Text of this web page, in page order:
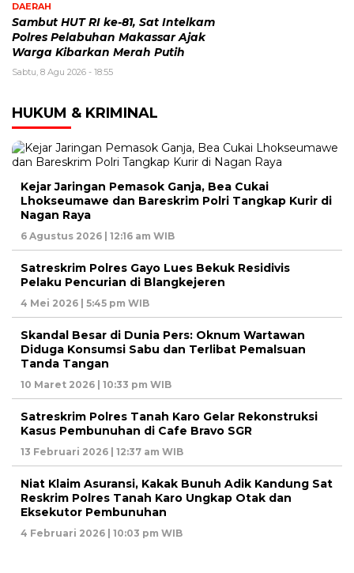
DAERAH
Sambut HUT RI ke-81, Sat Intelkam
Polres Pelabuhan Makassar Ajak
Warga Kibarkan Merah Putih
Sabtu, 8 Agu 2026 - 18:55
HUKUM & KRIMINAL
Kejar Jaringan Pemasok Ganja, Bea Cukai
Lhokseumawe dan Bareskrim Polri Tangkap Kurir di
Nagan Raya
6 Agustus 2026 | 12:16 am WIB
Satreskrim Polres Gayo Lues Bekuk Residivis
Pelaku Pencurian di Blangkejeren
4 Mei 2026 | 5:45 pm WIB
Skandal Besar di Dunia Pers: Oknum Wartawan
Diduga Konsumsi Sabu dan Terlibat Pemalsuan
Tanda Tangan
10 Maret 2026 | 10:33 pm WIB
Satreskrim Polres Tanah Karo Gelar Rekonstruksi
Kasus Pembunuhan di Cafe Bravo SGR
13 Februari 2026 | 12:37 am WIB
Niat Klaim Asuransi, Kakak Bunuh Adik Kandung Sat
Reskrim Polres Tanah Karo Ungkap Otak dan
Eksekutor Pembunuhan
4 Februari 2026 | 10:03 pm WIB